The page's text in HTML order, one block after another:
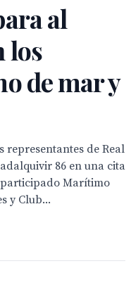
al
los
de mar y
de Real
86 en una cita
Marítimo
y Club...